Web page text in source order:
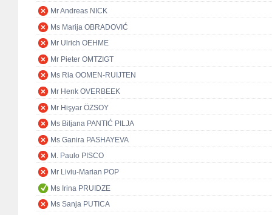
Mr Andreas NICK
Ms Marija OBRADOVIĆ
Mr Ulrich OEHME
Mr Pieter OMTZIGT
Ms Ria OOMEN-RUIJTEN
Mr Henk OVERBEEK
Mr Hişyar ÖZSOY
Ms Biljana PANTIĆ PILJA
Ms Ganira PASHAYEVA
M. Paulo PISCO
Mr Liviu-Marian POP
Ms Irina PRUIDZE
Ms Sanja PUTICA